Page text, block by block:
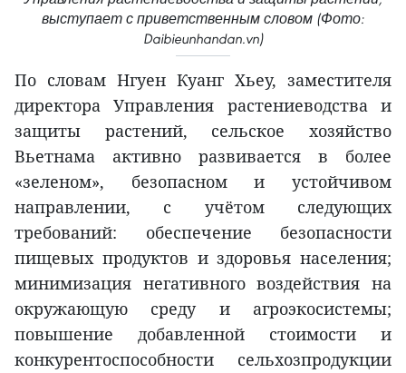
выступает с приветственным словом (Фото:
Daibieunhandan.vn)
По словам Нгуен Куанг Хьеу, заместителя
директора Управления растениеводства и
защиты растений, сельское хозяйство
Вьетнама активно развивается в более
«зеленом», безопасном и устойчивом
направлении, с учётом следующих
требований: обеспечение безопасности
пищевых продуктов и здоровья населения;
минимизация негативного воздействия на
окружающую среду и агроэкосистемы;
повышение добавленной стоимости и
конкурентоспособности сельхозпродукции